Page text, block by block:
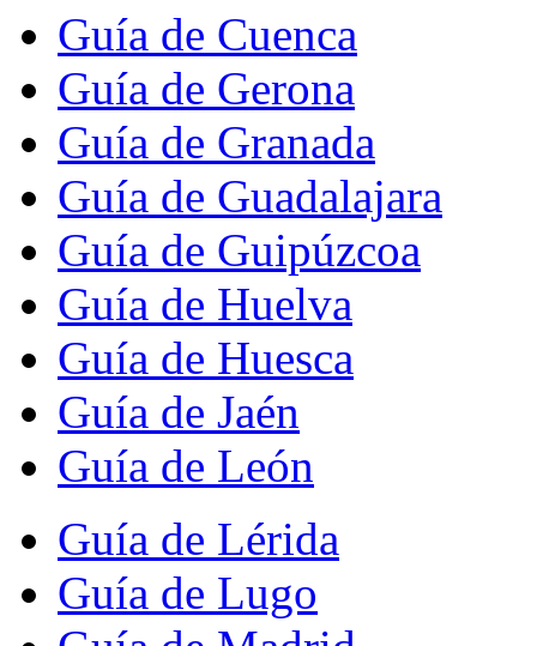
Guía de Cuenca
Guía de Gerona
Guía de Granada
Guía de Guadalajara
Guía de Guipúzcoa
Guía de Huelva
Guía de Huesca
Guía de Jaén
Guía de León
Guía de Lérida
Guía de Lugo